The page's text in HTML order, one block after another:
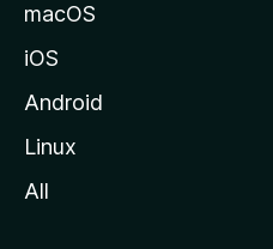
macOS
iOS
Android
Linux
All